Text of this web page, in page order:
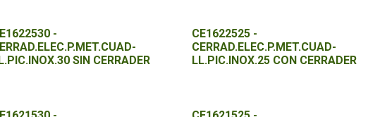
-
SIN CERRADER
CE1622525 -
CERRAD.ELEC.P.MET.CUAD-
LL.PIC.INOX.25 CON CERRADER